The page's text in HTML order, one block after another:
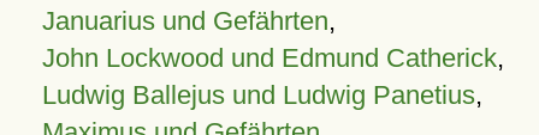
Januarius und Gefährten,
John Lockwood und Edmund Catherick,
Ludwig Ballejus und Ludwig Panetius,